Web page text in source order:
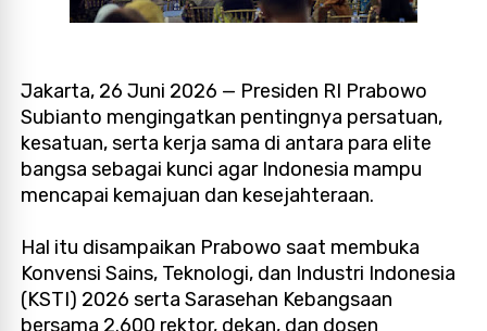
Jakarta, 26 Juni 2026 — Presiden RI Prabowo
Subianto mengingatkan pentingnya persatuan,
kesatuan, serta kerja sama di antara para elite
bangsa sebagai kunci agar Indonesia mampu
mencapai kemajuan dan kesejahteraan.
Hal itu disampaikan Prabowo saat membuka
Konvensi Sains, Teknologi, dan Industri Indonesia
(KSTI) 2026 serta Sarasehan Kebangsaan
bersama 2.600 rektor, dekan, dan dosen